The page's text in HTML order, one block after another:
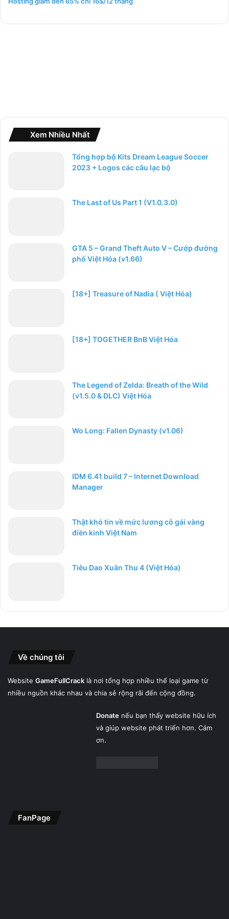
o
Xem Nhiều Nhất
Tổng hợp bộ Kits Dream League Soccer
2023 + Logos các câu lạc bộ
The Last of Us Part 1 (V1.0.3.0)
GTA 5 – Grand Theft Auto V – Cướp đường
phố Việt Hóa (v1.66)
[18+] Treasure of Nadia ( Việt Hóa)
[18+] TOGETHER BnB Việt Hóa
The Legend of Zelda: Breath of the Wild
(v1.5.0 & DLC) Việt Hóa
Wo Long: Fallen Dynasty (v1.06)
IDM 6.41 build 7 – Internet Download
Manager
Thật khó tin về mức lương cô gái vàng
điền kinh Việt Nam
Tiêu Dao Xuân Thu 4 (Việt Hóa)
Về chúng tôi
Website GameFullCrack là nơi tổng hợp nhiều thể loại game từ
nhiều nguồn khác nhau và chia sẻ rộng rãi đến cộng đồng.
Donatenếu bạn thấy website hữu ích
và giúp website phát triển hơn. Cảm
ơn.
FanPage